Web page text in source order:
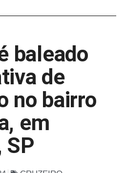
baleado
de
no bairro
em
SP